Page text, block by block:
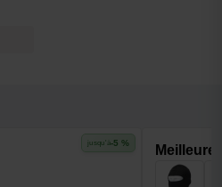
jusqu'à-5 %